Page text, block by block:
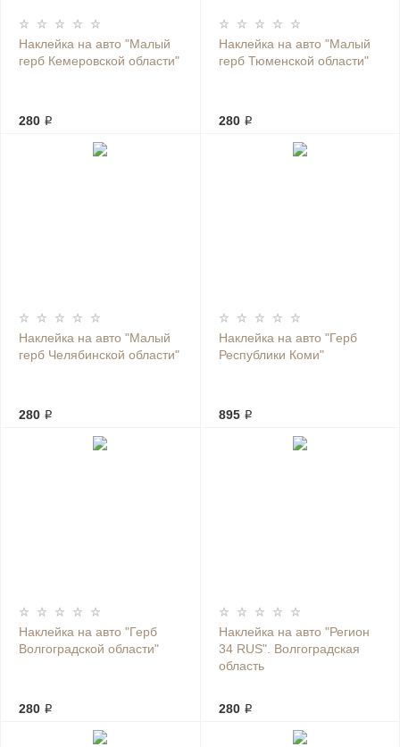
Наклейка на авто "Малый
герб Кемеровской области"
280 ₽
Наклейка на авто "Малый
герб Тюменской области"
280 ₽
Наклейка на авто "Малый
герб Челябинской области"
280 ₽
Наклейка на авто "Герб
Республики Коми"
895 ₽
Наклейка на авто "Герб
Волгоградской области"
280 ₽
Наклейка на авто "Регион
34 RUS". Волгоградская
область
280 ₽